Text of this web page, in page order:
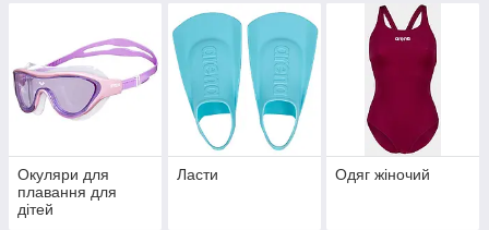
Окуляри для
плавання для
дітей
Ласти Одяг жіночий